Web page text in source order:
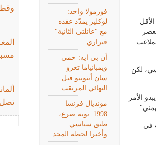
فورمولا واحد:
لوكلير يمدّد عقده
مع "عائلتي الثانية"
فيراري
أن بي ايه: حمى
ويمبانياما تغزو
سان أنتونيو قبل
النهائي المرتقب
مونديال فرنسا
1998: نوبة صرع،
طبق سياسي
وأخيرا لحظة المجد
في العصر
لكن
الأمر
في